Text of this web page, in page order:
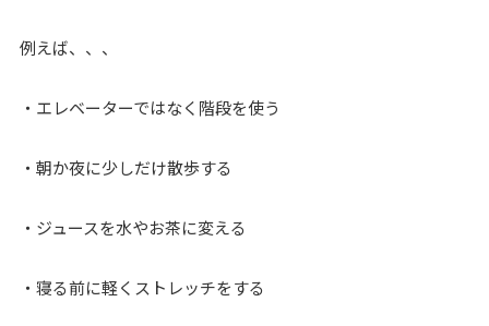
例えば、、、
・エレベーターではなく階段を使う
・朝か夜に少しだけ散歩する
・ジュースを水やお茶に変える
・寝る前に軽くストレッチをする